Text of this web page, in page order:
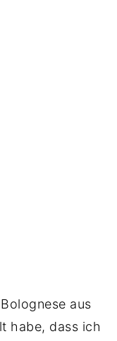
aus
habe, dass ich